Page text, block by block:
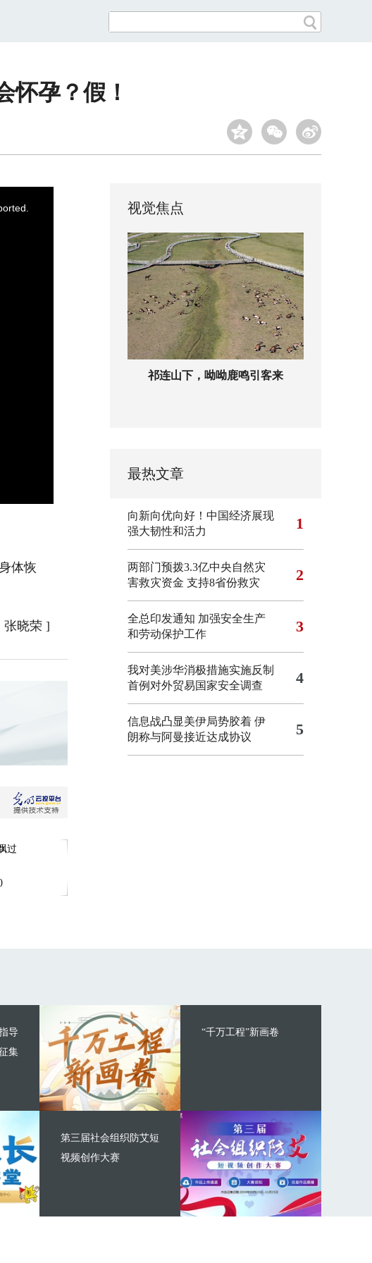
怀孕？假！
体恢
张晓荣 ]
过
视觉焦点
祁连山下，呦呦鹿鸣引客来
最热文章
向新向优向好！中国经济展现
强大韧性和活力
1
两部门预拨3.3亿中央自然灾
害救灾资金 支持8省份救灾
2
全总印发通知 加强安全生产
和劳动保护工作
3
我对美涉华消极措施实施反制
首例对外贸易国家安全调查
4
信息战凸显美伊局势胶着 伊
朗称与阿曼接近达成协议
5
导
集
“千万工程”新画卷
第三届社会组织防艾短
视频创作大赛